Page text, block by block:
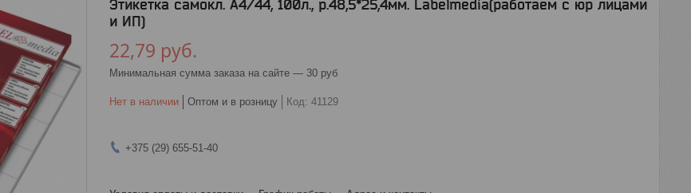
Этикетка самокл. А4/44, 100л., р.48,5*25,4мм. Labelmedia(работаем с юр лицами
и ИП)
22,79 руб.
Минимальная сумма заказа на сайте — 30 руб
Нет в наличии Оптом и в розницу Код: 41129
+375 (29) 655-51-40